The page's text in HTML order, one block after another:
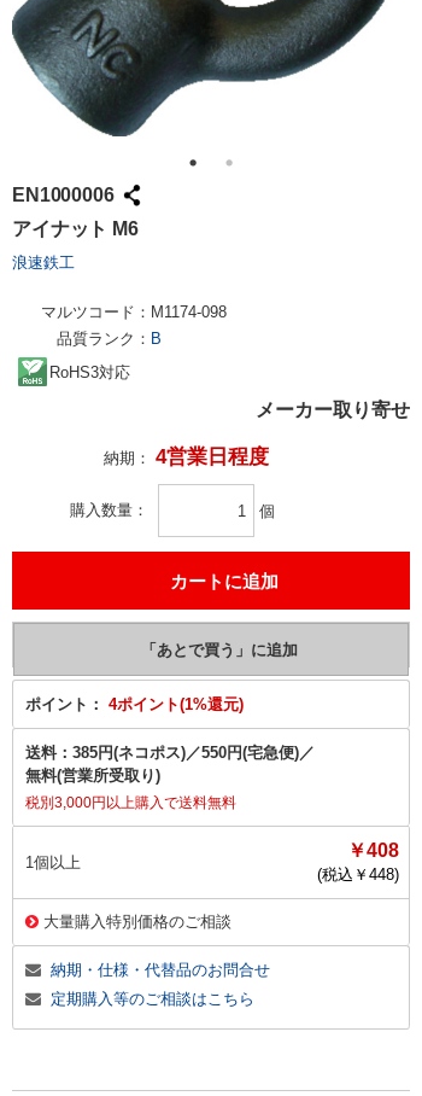
EN1000006
アイナット M6
浪速鉄工
マルツコード： M1174-098
品質ランク： B
RoHS3対応
メーカー取り寄せ
納期： 4営業日程度
購入数量 個
ポイント： 4ポイント(1%還元)
送料： 385円(ネコポス)／550円(宅急便)／
無料(営業所受取り)
税別3,000円以上購入で送料無料
1個以上
￥408
(税込￥ 448)
大量購入特別価格のご相談
納期・仕様・代替品のお問合せ
定期購入等のご相談はこちら